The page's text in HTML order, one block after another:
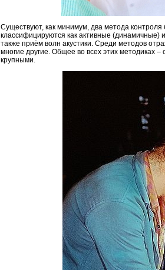
Существуют, как минимум, два метода
классифицируются как активные (динамичные)
также приём волн акустики. Среди методов
многие другие. Общее во всех этих методиках
крупными.